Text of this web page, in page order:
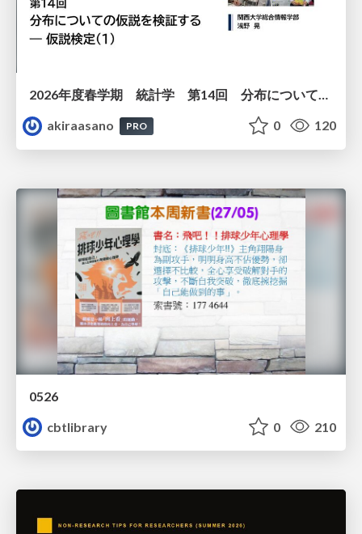
2026年度春学期 統計学 第14回 分布についての仮説を検証する ― 仮説検定（１） (2026. 7. 2)
akiraasano
PRO 0 120
0526
cbtlibrary
0 210